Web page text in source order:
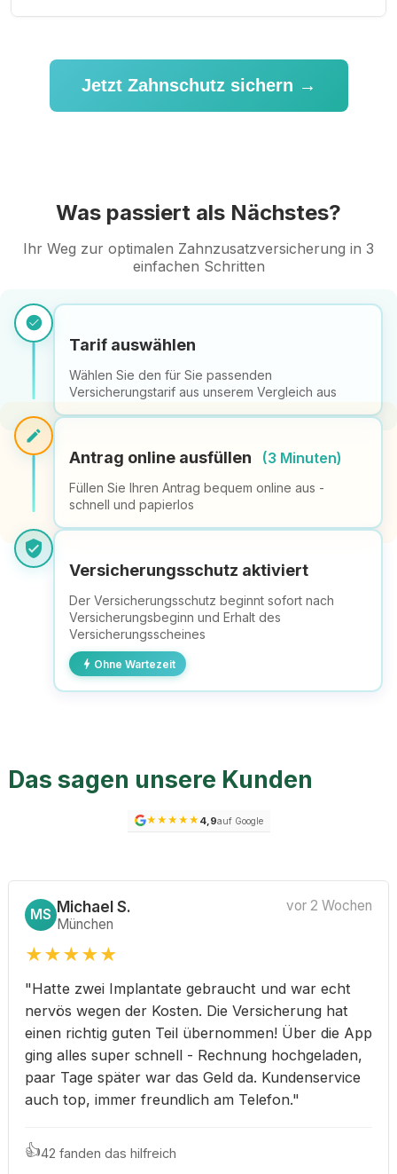
Jetzt Zahnschutz sichern →
Was passiert als Nächstes?
Ihr Weg zur optimalen Zahnzusatzversicherung in 3
einfachen Schritten
check_circle
Tarif auswählen
Wählen Sie den für Sie passenden
Versicherungstarif aus unserem Vergleich aus
edit
Antrag online ausfüllen (3 Minuten)
Füllen Sie Ihren Antrag bequem online aus -
schnell und papierlos
verified_user
Versicherungsschutz aktiviert
Der Versicherungsschutz beginnt sofort nach
Versicherungsbeginn und Erhalt des
Versicherungsscheines
bolt Ohne Wartezeit
Das sagen unsere Kunden
★ ★ ★ ★ ★ 4,9auf Google
MS Michael S.
München
vor 2 Wochen
★★★★★
"Hatte zwei Implantate gebraucht und war echt
nervös wegen der Kosten. Die Versicherung hat
einen richtig guten Teil übernommen! Über die App
ging alles super schnell - Rechnung hochgeladen,
paar Tage später war das Geld da. Kundenservice
auch top, immer freundlich am Telefon."
👍42 fanden das hilfreich